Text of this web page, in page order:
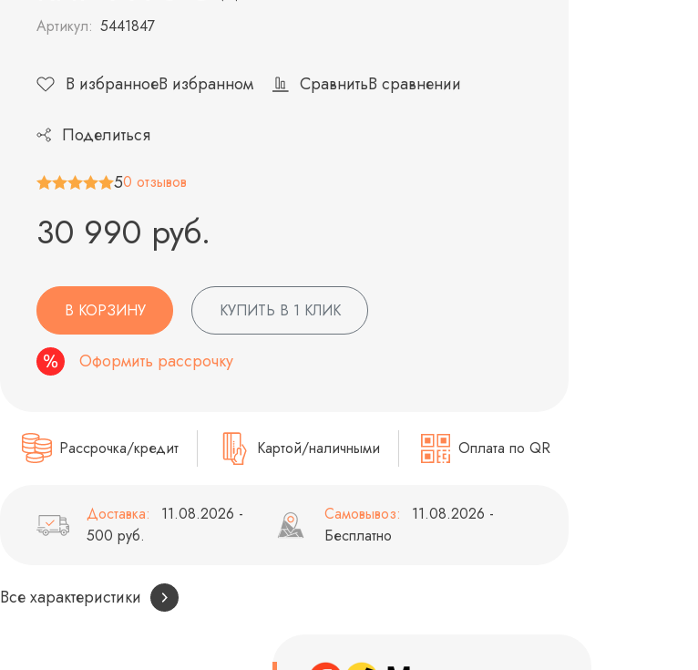
Артикул: 5441847
В избранноеВ избранном СравнитьВ сравнении
Поделиться
50 отзывов
30 990 руб.
В КОРЗИНУ КУПИТЬ В 1 КЛИК
Оформить рассрочку
Рассрочка/кредит Картой/наличными Оплата по QR
Доставка:
11.08.2026 -
500 руб.
Самовывоз:
11.08.2026 -
Бесплатно
Все характеристики